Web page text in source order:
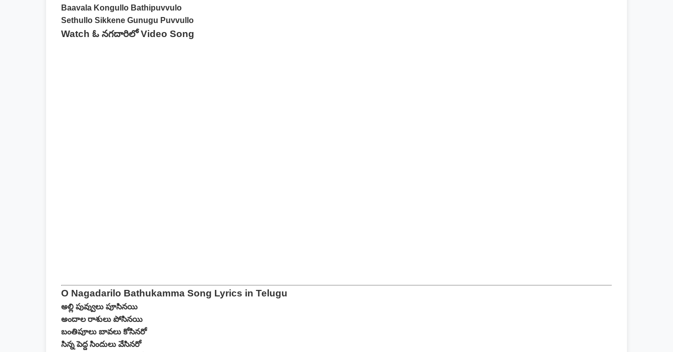
Baavala Kongullo Bathipuvvulo
Sethullo Sikkene Gunugu Puvvullo
Watch ఓ నగదారిలో Video Song
O Nagadarilo Bathukamma Song Lyrics in Telugu
అల్లి పువ్వులు పూసినయి
అందాల రాశులు పోసినయి
బంతిపూలు బావలు కోసినరో
సిన్న పెద్ద సిందులు వేసినరో